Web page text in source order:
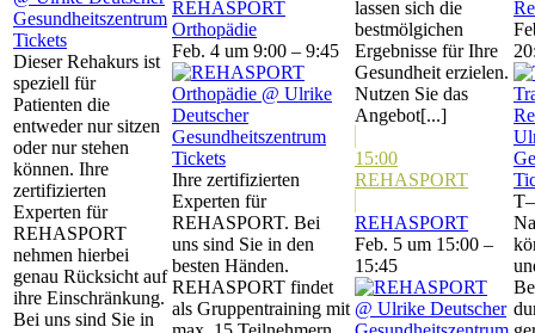
Tickets
Dieser Rehakurs ist
speziell für
Patienten die
entweder nur sitzen
oder nur stehen
können. Ihre
zertifizierten
Experten für
REHASPORT
nehmen hierbei
genau Rücksicht auf
ihre Einschränkung.
Bei uns sind Sie in
REHASPORT
Orthopädie
Feb. 4 um 9:00 – 9:45
Tickets
Ihre zertifizierten
Experten für
REHASPORT. Bei
uns sind Sie in den
besten Händen.
REHASPORT findet
als Gruppentraining mit
lassen sich die
bestmölgichen
Ergebnisse für Ihre
Gesundheit erzielen.
Nutzen Sie das
Angebot[...]
15:00
REHASPORT
REHASPORT
Feb. 5 um 15:00 –
15:45